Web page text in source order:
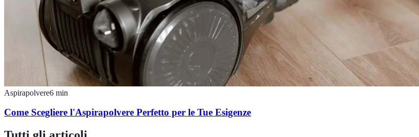
Aspirapolvere6 min
Come Scegliere l'Aspirapolvere Perfetto per le Tue Esigenze